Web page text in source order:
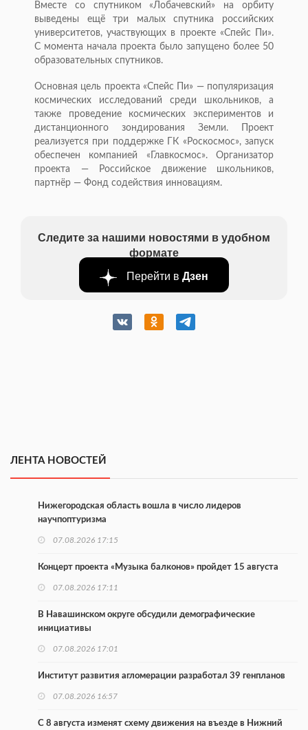
Вместе со спутником «Лобачевский» на орбиту
выведены ещё три малых спутника российских
университетов, участвующих в проекте «Спейс Пи».
С момента начала проекта было запущено более 50
образовательных спутников.
Основная цель проекта «Спейс Пи» — популяризация
космических исследований среди школьников, а
также проведение космических экспериментов и
дистанционного зондирования Земли. Проект
реализуется при поддержке ГК «Роскосмос», запуск
обеспечен компанией «Главкосмос». Организатор
проекта — Российское движение школьников,
партнёр — Фонд содействия инновациям.
Следите за нашими новостями в удобном
формате
Перейти в Дзен
ЛЕНТА НОВОСТЕЙ
Нижегородская область вошла в число лидеров
научпоптуризма
07.08.2026 17:15
Концерт проекта «Музыка балконов» пройдет 15 августа
07.08.2026 17:11
В Навашинском округе обсудили демографические
инициативы
07.08.2026 17:01
Институт развития агломерации разработал 39 генпланов
07.08.2026 16:57
С 8 августа изменят схему движения на въезде в Нижний